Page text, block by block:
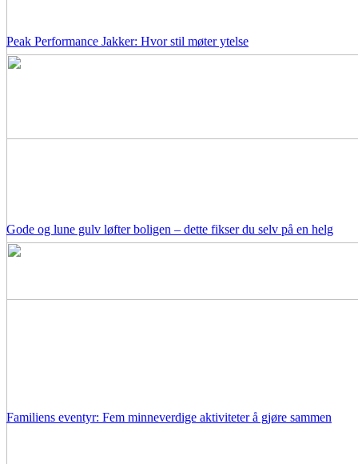
Peak Performance Jakker: Hvor stil møter ytelse
Gode og lune gulv løfter boligen – dette fikser du selv på en helg
Familiens eventyr: Fem minneverdige aktiviteter å gjøre sammen